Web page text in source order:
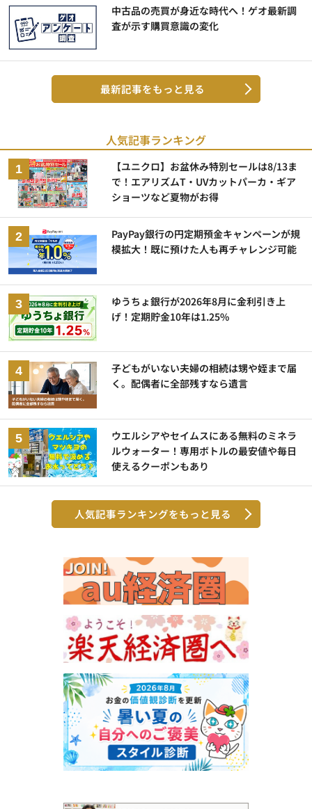
中古品の売買が身近な時代へ！ゲオ最新調
査が示す購買意識の変化
最新記事をもっと見る
人気記事ランキング
【ユニクロ】お盆休み特別セールは8/13ま
で！エアリズムT・UVカットパーカ・ギア
ショーツなど夏物がお得
PayPay銀行の円定期預金キャンペーンが規
模拡大！既に預けた人も再チャレンジ可能
ゆうちょ銀行が2026年8月に金利引き上
げ！定期貯金10年は1.25%
子どもがいない夫婦の相続は甥や姪まで届
く。配偶者に全部残すなら遺言
ウエルシアやセイムスにある無料のミネラ
ルウォーター！専用ボトルの最安値や毎日
使えるクーポンもあり
人気記事ランキングをもっと見る